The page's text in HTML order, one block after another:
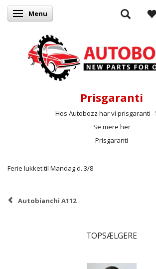
Skifte navigation
Menu
Prisgaranti
Hos Autobozz har vi prisgaranti -
Se mere her
Prisgaranti
Ferie lukket til Mandag d. 3/8
Autobianchi A112
TOPSÆLGERE